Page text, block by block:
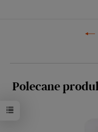
Polecane